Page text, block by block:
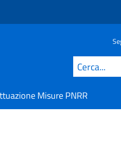
Cerca
Misure PNRR